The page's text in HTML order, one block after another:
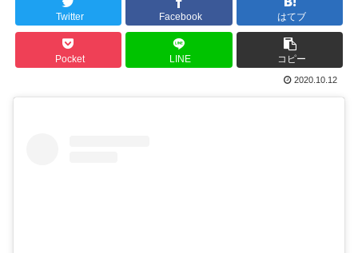
Twitter Facebook はてブ
Pocket LINE コピー
2020.10.12